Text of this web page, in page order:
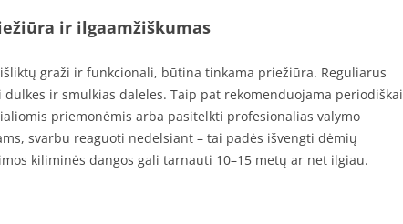
ir ilgaamžiškumas
graži ir funkcionali, būtina tinkama priežiūra. Reguliarus
ir smulkias daleles. Taip pat rekomenduojama periodiškai
priemonėmis arba pasitelkti profesionalias valymo
svarbu reaguoti nedelsiant – tai padės išvengti dėmių
kiliminės dangos gali tarnauti 10–15 metų ar net ilgiau.